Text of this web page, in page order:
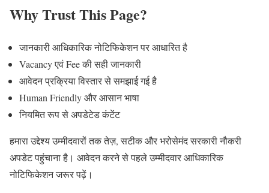
Why Trust This Page?
जानकारी आधिकारिक नोटिफिकेशन पर आधारित है
Vacancy एवं Fee की सही जानकारी
आवेदन प्रक्रिया विस्तार से समझाई गई है
Human Friendly और आसान भाषा
नियमित रूप से अपडेटेड कंटेंट
हमारा उद्देश्य उम्मीदवारों तक तेज़, सटीक और भरोसेमंद सरकारी नौकरी
अपडेट पहुंचाना है। आवेदन करने से पहले उम्मीदवार आधिकारिक
नोटिफिकेशन जरूर पढ़ें।